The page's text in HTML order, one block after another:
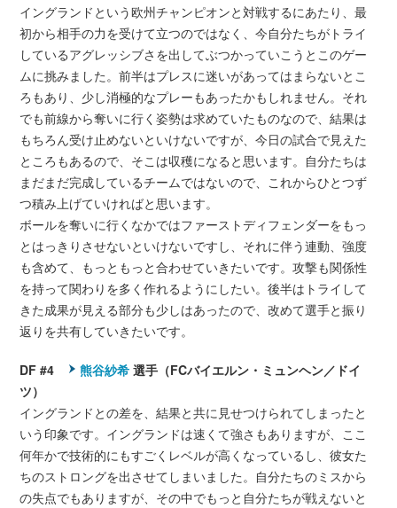
イングランドという欧州チャンピオンと対戦するにあたり、最
初から相手の力を受けて立つのではなく、今自分たちがトライ
しているアグレッシブさを出してぶつかっていこうとこのゲー
ムに挑みました。前半はプレスに迷いがあってはまらないとこ
ろもあり、少し消極的なプレーもあったかもしれません。それ
でも前線から奪いに行く姿勢は求めていたものなので、結果は
もちろん受け止めないといけないですが、今日の試合で見えた
ところもあるので、そこは収穫になると思います。自分たちは
まだまだ完成しているチームではないので、これからひとつず
つ積み上げていければと思います。
ボールを奪いに行くなかではファーストディフェンダーをもっ
とはっきりさせないといけないですし、それに伴う連動、強度
も含めて、もっともっと合わせていきたいです。攻撃も関係性
を持って関わりを多く作れるようにしたい。後半はトライして
きた成果が見える部分も少しはあったので、改めて選手と振り
返りを共有していきたいです。
DF #4 熊谷紗希 選手（FCバイエルン・ミュンヘン／ドイ
ツ）
イングランドとの差を、結果と共に見せつけられてしまったと
いう印象です。イングランドは速くて強さもありますが、ここ
何年かで技術的にもすごくレベルが高くなっているし、彼女た
ちのストロングを出させてしまいました。自分たちのミスから
の失点でもありますが、その中でもっと自分たちが戦えないと